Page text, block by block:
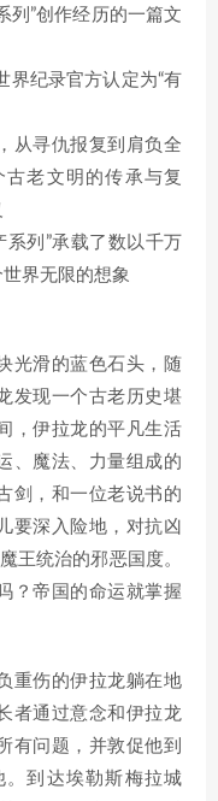
列”创作经历的一篇文
界纪录官方认定为“有
从寻仇报复到肩负全
老文明的传承与复
列”承载了数以千万
界无限的想象
光滑的蓝色石头，随
发现一个古老历史堪
，伊拉龙的平凡生活
、魔法、力量组成的
剑，和一位老说书的
要深入险地，对抗凶
王统治的邪恶国度。
？帝国的命运就掌握
重伤的伊拉龙躺在地
者通过意念和伊拉龙
有问题，并敦促他到
到达埃勒斯梅拉城